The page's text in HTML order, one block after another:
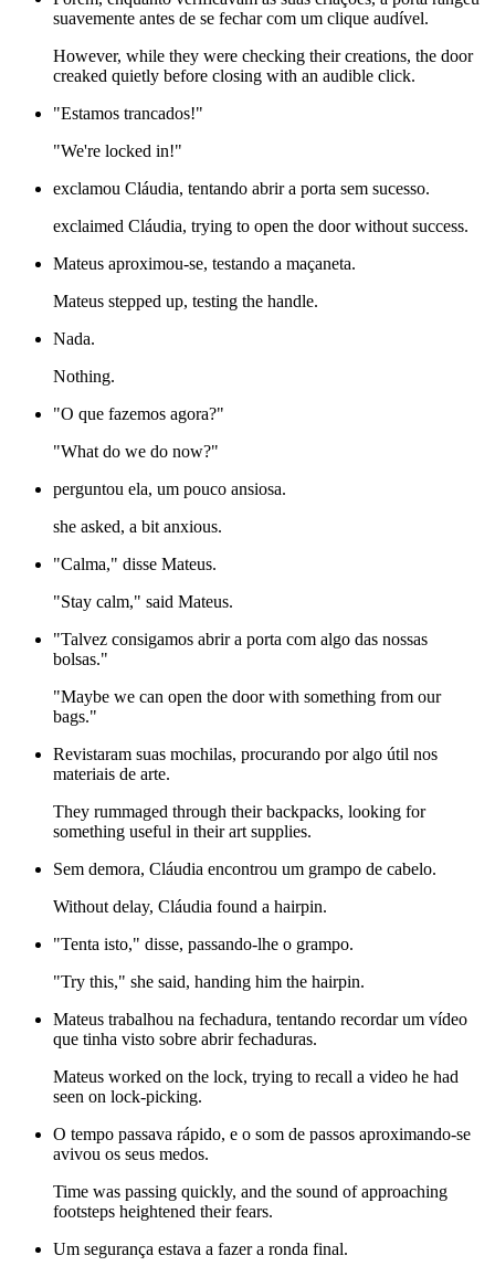
suavemente antes de se fechar com um clique audível.
However, while they were checking their creations, the door
creaked quietly before closing with an audible click.
"Estamos trancados!"
"We're locked in!"
exclamou Cláudia, tentando abrir a porta sem sucesso.
exclaimed Cláudia, trying to open the door without success.
Mateus aproximou-se, testando a maçaneta.
Mateus stepped up, testing the handle.
Nada.
Nothing.
"O que fazemos agora?"
"What do we do now?"
perguntou ela, um pouco ansiosa.
she asked, a bit anxious.
"Calma," disse Mateus.
"Stay calm," said Mateus.
"Talvez consigamos abrir a porta com algo das nossas
bolsas."
"Maybe we can open the door with something from our
bags."
Revistaram suas mochilas, procurando por algo útil nos
materiais de arte.
They rummaged through their backpacks, looking for
something useful in their art supplies.
Sem demora, Cláudia encontrou um grampo de cabelo.
Without delay, Cláudia found a hairpin.
"Tenta isto," disse, passando-lhe o grampo.
"Try this," she said, handing him the hairpin.
Mateus trabalhou na fechadura, tentando recordar um vídeo
que tinha visto sobre abrir fechaduras.
Mateus worked on the lock, trying to recall a video he had
seen on lock-picking.
O tempo passava rápido, e o som de passos aproximando-se
avivou os seus medos.
Time was passing quickly, and the sound of approaching
footsteps heightened their fears.
Um segurança estava a fazer a ronda final.